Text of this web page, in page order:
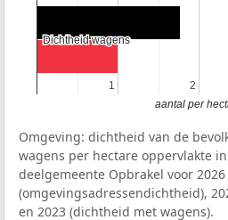
1
1 2
2
Dichtheid wagens
Dichtheid wagens
aantal per
Omgeving: dichtheid van de
wagens per hectare oppervlakte
deelgemeente Opbrakel voor 2026
(omgevingsadressendichtheid),
en 2023 (dichtheid met wagens).